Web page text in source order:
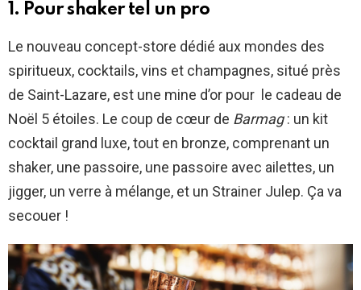
1. Pour shaker tel un pro
Le nouveau concept-store dédié aux mondes des
spiritueux, cocktails, vins et champagnes, situé près
de Saint-Lazare, est une mine d’or pour le cadeau de
Noël 5 étoiles. Le coup de cœur de Barmag: un kit
cocktail grand luxe, tout en bronze, comprenant un
shaker, une passoire, une passoire avec ailettes, un
jigger, un verre à mélange, et un Strainer Julep. Ça va
secouer !